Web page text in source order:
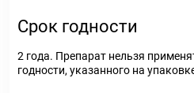
Срок годности
2 года. Препарат нельзя
годности, указанного на